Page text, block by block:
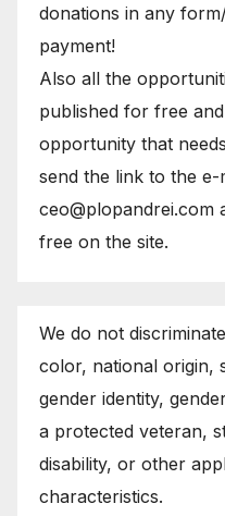
donations in any
payment!
Also all the
published for free
opportunity that
send the link to the e-
ceo@plopandrei.com
free on the site.
We do not
color, national origin,
gender identity,
a protected veteran,
disability, or other
characteristics.